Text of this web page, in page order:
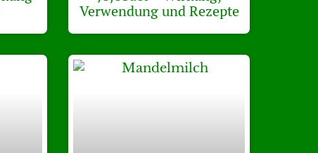
Verwendung und Rezepte